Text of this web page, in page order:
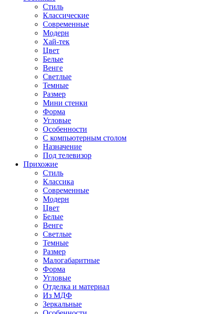
Стиль
Классические
Современные
Модерн
Хай-тек
Цвет
Белые
Венге
Светлые
Темные
Размер
Мини стенки
Форма
Угловые
Особенности
С компьютерным столом
Назначение
Под телевизор
Прихожие
Стиль
Классика
Современные
Модерн
Цвет
Белые
Венге
Светлые
Темные
Размер
Малогабаритные
Форма
Угловые
Отделка и материал
Из МДФ
Зеркальные